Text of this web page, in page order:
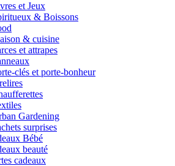
et Jeux
& Boissons
& cuisine
et attrapes
clés et porte-bonheur
Gardening
surprises
Bébé
beauté
cadeaux